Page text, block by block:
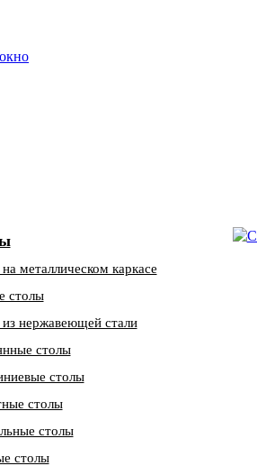
металлическом каркасе
столы
нержавеющей стали
столы
столы
столы
столы
столы